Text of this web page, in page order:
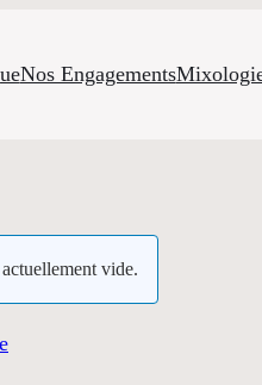
Nos Engagements
vide.